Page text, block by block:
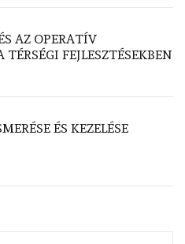
AZ OPERATÍV
TÉRSÉGI FEJLESZTÉSEKBEN
ÉS KEZELÉSE